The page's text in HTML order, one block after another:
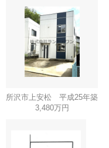
所沢市上安松 平成25年築
3,480万円